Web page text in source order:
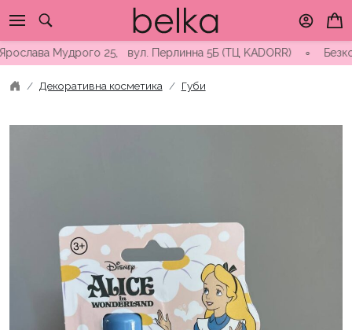
to
contentМудрого 25, вул. Перлинна 5Б (ТЦ KADORR) ∘
Декоративна косметика Губи